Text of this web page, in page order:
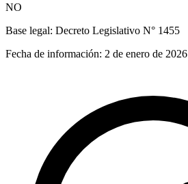
NO
Base legal: Decreto Legislativo N° 1455
Fecha de información: 2 de enero de 2026